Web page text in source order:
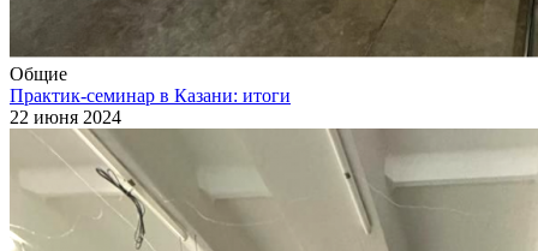
Общие
Практик-семинар в Казани: итоги
22 июня 2024